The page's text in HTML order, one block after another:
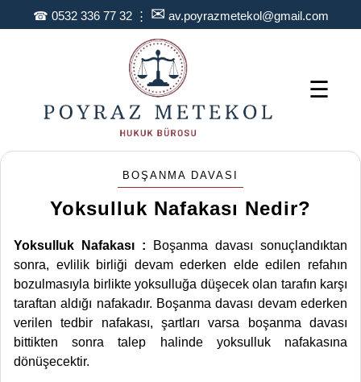
☎ 0532 336 77 32⋮ ✉ av.poyrazmetekol@gmail.com
☰
BOŞANMA DAVASI
Yoksulluk Nafakası Nedir?
Yoksulluk Nafakası :
Boşanma davası sonuçlandıktan
sonra, evlilik birliği devam ederken elde edilen refahın
bozulmasıyla birlikte yoksulluğa düşecek olan tarafın karşı
taraftan aldığı nafakadır. Boşanma davası devam ederken
verilen tedbir nafakası, şartları varsa boşanma davası
bittikten sonra talep halinde yoksulluk nafakasına
dönüşecektir.